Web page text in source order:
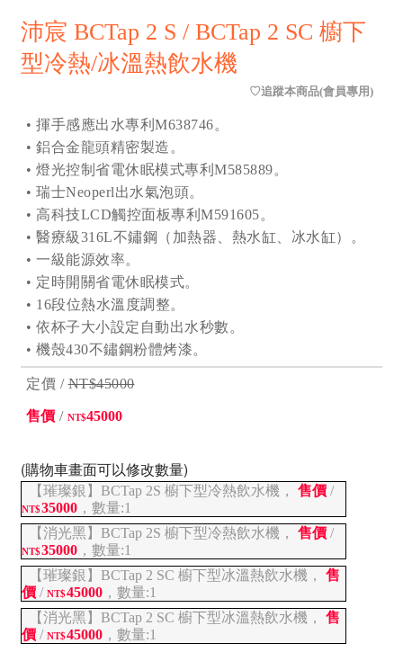
沛宸 BCTap 2 S / BCTap 2 SC 櫥下
型冷熱/冰溫熱飲水機
• 揮手感應出水專利M638746。
• 鋁合金龍頭精密製造。
• 燈光控制省電休眠模式專利M585889。
• 瑞士Neoperl出水氣泡頭。
• 高科技LCD觸控面板專利M591605。
• 醫療級316L不鏽鋼（加熱器、熱水缸、冰水缸）。
• 一級能源效率。
• 定時開關省電休眠模式。
• 16段位熱水溫度調整。
• 依杯子大小設定自動出水秒數。
• 機殼430不鏽鋼粉體烤漆。
定價 /NT$45000
售價 / NT$45000
(購物車畫面可以修改數量)
【璀璨銀】BCTap 2S 櫥下型冷熱飲水機， 售價 /
NT$35000，數量:1
【消光黑】BCTap 2S 櫥下型冷熱飲水機，
售價 /
NT$35000，數量:1
【璀璨銀】BCTap 2 SC 櫥下型冰溫熱飲水機，
售
價 / NT$45000，數量:1
【消光黑】BCTap 2 SC 櫥下型冰溫熱飲水機，
售
價 / NT$45000，數量:1